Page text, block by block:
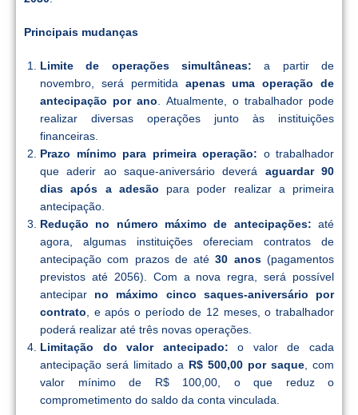
Principais mudanças
Limite de operações simultâneas: a partir de
novembro, será permitida apenas uma operação de
antecipação por ano. Atualmente, o trabalhador pode
realizar diversas operações junto às instituições
financeiras.
Prazo mínimo para primeira operação: o trabalhador
que aderir ao saque-aniversário deverá aguardar 90
dias após a adesão para poder realizar a primeira
antecipação.
Redução no número máximo de antecipações: até
agora, algumas instituições ofereciam contratos de
antecipação com prazos de até30 anos(pagamentos
previstos até 2056). Com a nova regra, será possível
antecipar no máximo cinco saques-aniversário por
contrato, e após o período de 12 meses, o trabalhador
poderá realizar até três novas operações.
Limitação do valor antecipado: o valor de cada
antecipação será limitado a R$ 500,00 por saque, com
valor mínimo de R$ 100,00, o que reduz o
comprometimento do saldo da conta vinculada.